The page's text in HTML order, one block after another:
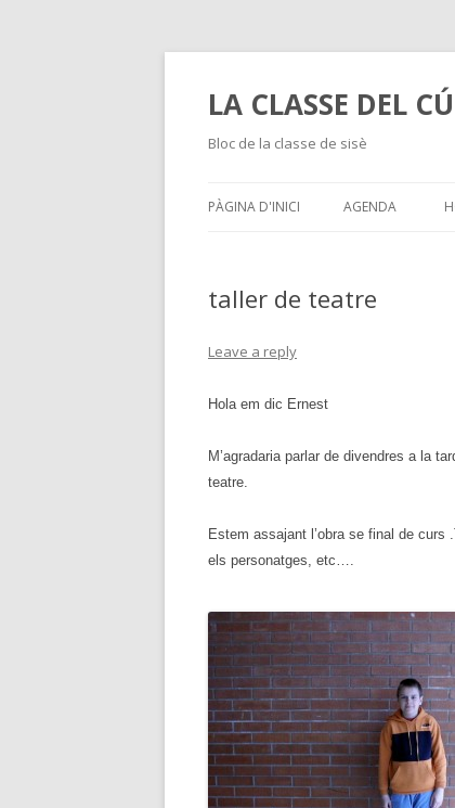
LA CLASSE DEL
Bloc de la classe de sisè
PÀGINA D'INICI AGENDA
taller de teatre
Leave a reply
Hola em dic Ernest
M’agradaria parlar de divendres a la
teatre.
Estem assajant l’obra se final de curs
els personatges, etc….